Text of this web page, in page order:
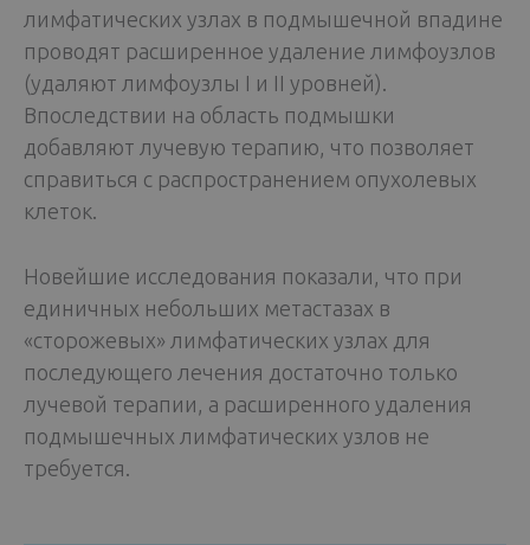
лимфатических узлах в подмышечной впадине
проводят расширенное удаление лимфоузлов
(удаляют лимфоузлы I и II уровней).
Впоследствии на область подмышки
добавляют лучевую терапию, что позволяет
справиться с распространением опухолевых
клеток.
Новейшие исследования показали, что при
единичных небольших метастазах в
«сторожевых» лимфатических узлах для
последующего лечения достаточно только
лучевой терапии, а расширенного удаления
подмышечных лимфатических узлов не
требуется.